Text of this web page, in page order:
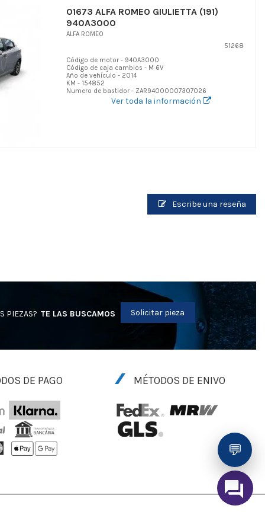
01673 ALFA ROMEO GIULIETTA (191)
940A3000
ALFA ROMEO
51268
Código de motor - 940A3000
Código de caja cambios - M 6V
Año de vehículo - 2014
KM - 154852
Numero de bastidor - ZAR94000007307026
Ver toda la información
Escribe una reseña
PIEZAS? TE LAS BUSCAMOS Solicitar pieza
DE PAGO MÉTODOS DE ENIVO
💬